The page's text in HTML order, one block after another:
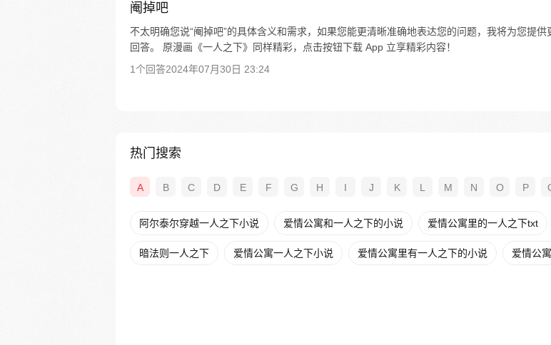
阉掉吧
不太明确您说“阉掉吧”的具体含义和需求，如果您能更清晰准确地表达您的问题，我将为您提供
回答。 原漫画《一人之下》同样精彩，点击按钮下载 App 立享精彩内容！
1个回答2024年07月30日 23:24
热门搜索
A B C D E F G H I J K L M N O P
阿尔泰尔穿越一人之下小说 爱情公寓和一人之下的小说 爱情公寓里的一人之下txt
暗法则一人之下 爱情公寓一人之下小说 爱情公寓里有一人之下的小说 爱情公